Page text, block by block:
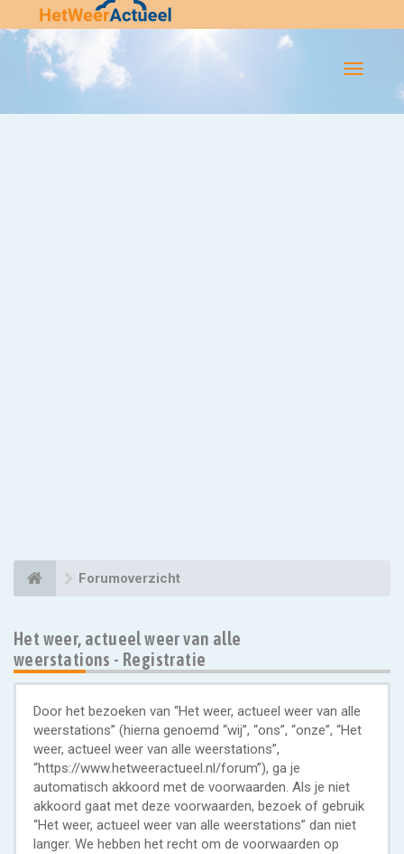
Flip-
Forumoverzicht
Het weer, actueel weer van alle
weerstations - Registratie
Door het bezoeken van “Het weer, actueel weer van alle
weerstations” (hierna genoemd “wij”, “ons”, “onze”, “Het
weer, actueel weer van alle weerstations”,
“https://www.hetweeractueel.nl/forum”), ga je
automatisch akkoord met de voorwaarden. Als je niet
akkoord gaat met deze voorwaarden, bezoek of gebruik
“Het weer, actueel weer van alle weerstations” dan niet
langer. We hebben het recht om de voorwaarden op